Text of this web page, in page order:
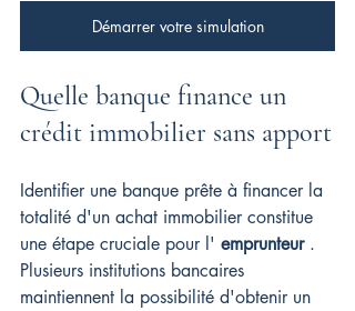
Démarrer votre simulation
Quelle banque finance un
crédit immobilier sans apport
Identifier une banque prête à financer la
totalité d'un achat immobilier constitue
une étape cruciale pour l' emprunteur .
Plusieurs institutions bancaires
maintiennent la possibilité d'obtenir un